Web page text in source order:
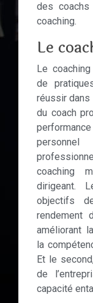
des
coaching.
Le
Le
de
réussir
du coach
coaching
dirigeant.
objectifs
rendement
améliorant
la
Et le
de
capacité